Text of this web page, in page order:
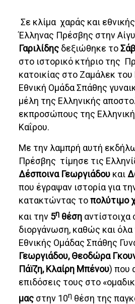
Σε κλίμα χαράς και
Έλληνας Πρέσβης στην
Γαριλίδης δεξιώθηκε το
στο ιστορικό κτήριο της
κατοικίας στο Ζαμάλεκ του
Εθνική Ομάδα Σπάθης
μέλη της Ελληνικής
εκπροσώπους της
Καΐρου.
Με την λαμπρή αυτή
Πρέσβης τίμησε τις
Δέσποινα Γεωργιάδου και
που έγραψαν ιστορία για
κατακτώντας τοπολύτιμο
και την 5η θέση αντίστοιχα
διοργάνωση, καθώς και όλα
Εθνικής Ομάδας Σπάθης
Γεωργιάδου, Θεοδώρα
Πάïζη, Κλαίρη Μπένου) που
επιδόσεις τους στο
μας στην 10η θέση της